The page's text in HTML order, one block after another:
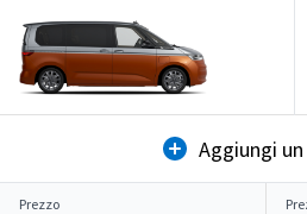
Aggiungi
Prezzo